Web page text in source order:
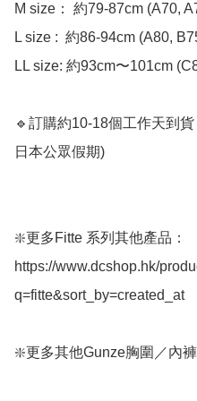
M size： 約79-87cm (A70,
L size :  約86-94cm (A80,
LL size: 約93cm〜101cm
🔹訂購約10-18個工作天到
日本公眾假期)
❇️更多Fitte 系列其他產品：
https://www.dcshop.hk/
q=fitte&sort_by=created_at
❇️更多其他Gunze胸圍／內